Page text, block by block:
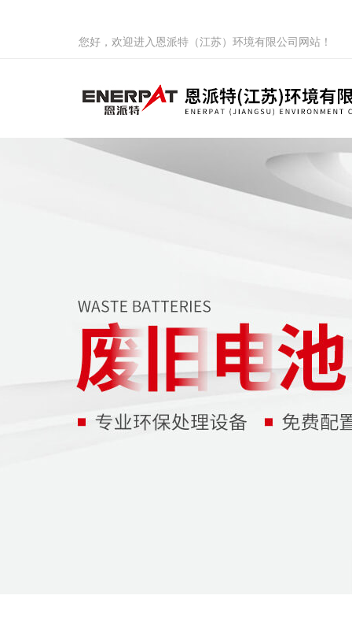
您好，欢迎进入恩派特（江苏）环境有限公司网站！